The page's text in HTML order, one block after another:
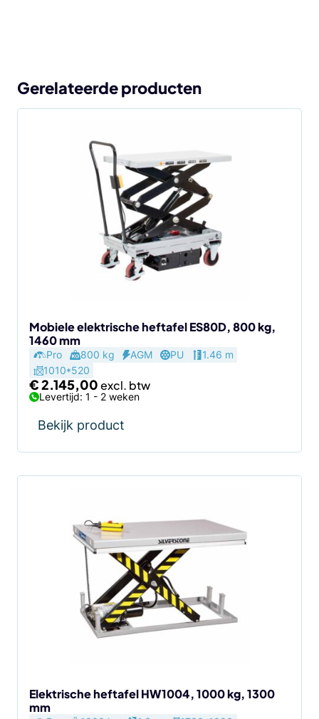
Gerelateerde producten
Mobiele elektrische heftafel ES80D, 800 kg,
1460 mm
Pro 800 kg AGM PU
1.46 m
1010*520
€2.145,00
Levertijd: 1 - 2 weken
Bekijk product
Elektrische heftafel HW1004, 1000 kg, 1300
mm